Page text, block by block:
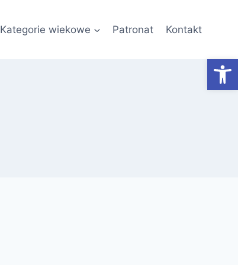
Kategorie wiekowe Patronat Kontakt